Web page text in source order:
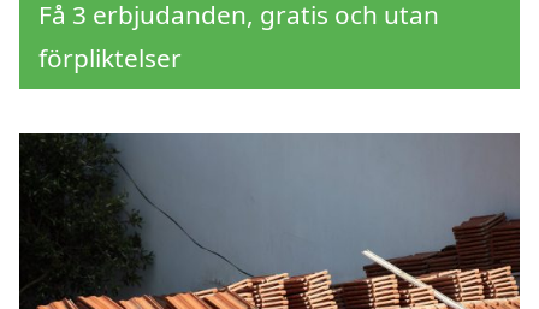
Få 3 erbjudanden, gratis och utan
förpliktelser